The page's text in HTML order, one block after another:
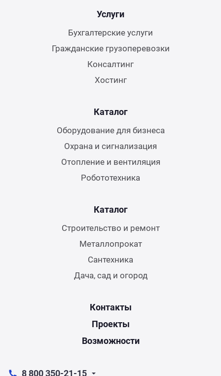
Услуги
Бухгалтерские услуги
Гражданские грузоперевозки
Консалтинг
Хостинг
Каталог
Оборудование для бизнеса
Охрана и сигнализация
Отопление и вентиляция
Робототехника
Каталог
Строительство и ремонт
Металлопрокат
Сантехника
Дача, сад и огород
Контакты
Проекты
Возможности
8 800 350-21-15